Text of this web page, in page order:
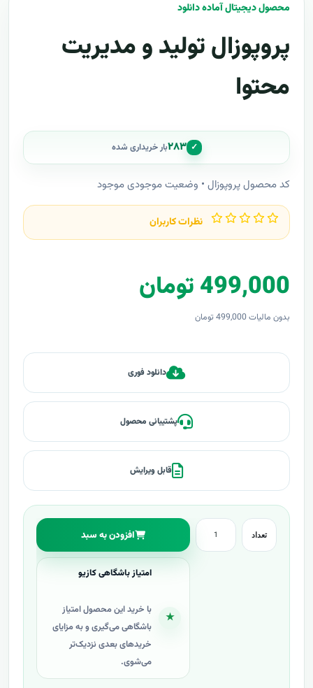
محصول دیجیتال آماده دانلود
پروپوزال تولید و مدیریت
محتوا
✓ ۲۸۳بار خریداری شده
کد محصول پروپوزال • وضعیت موجودی موجود
نظرات کاربران
499,000 تومان
بدون مالیات 499,000 تومان
دانلود فوری
پشتیبانی محصول
قابل ویرایش
تعداد افزودن به سبد
★
امتیاز باشگاهی کازیو
با خرید این محصول امتیاز
باشگاهی می‌گیری و به مزایای
خریدهای بعدی نزدیک‌تر
می‌شوی.